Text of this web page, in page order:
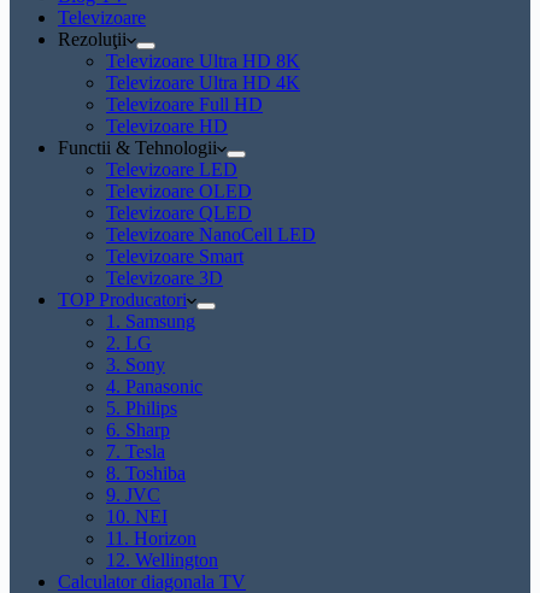
Televizoare
Rezoluţii
Televizoare Ultra HD 8K
Televizoare Ultra HD 4K
Televizoare Full HD
Televizoare HD
Functii & Tehnologii
Televizoare LED
Televizoare OLED
Televizoare QLED
Televizoare NanoCell LED
Televizoare Smart
Televizoare 3D
TOP Producatori
1. Samsung
2. LG
3. Sony
4. Panasonic
5. Philips
6. Sharp
7. Tesla
8. Toshiba
9. JVC
10. NEI
11. Horizon
12. Wellington
Calculator diagonala TV